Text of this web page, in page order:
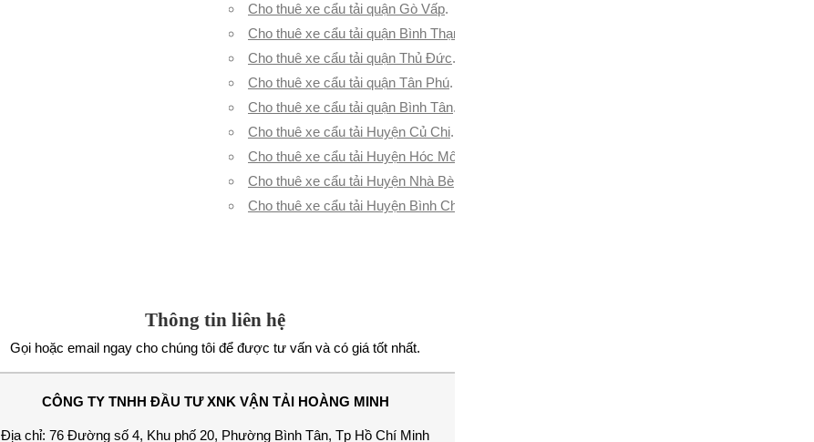
Cho thuê xe cẩu tải quận Gò Vấp.
Cho thuê xe cẩu tải quận Bình Thạnh
Cho thuê xe cẩu tải quận Thủ Đức.
Cho thuê xe cẩu tải quận Tân Phú.
Cho thuê xe cẩu tải quận Bình Tân.
Cho thuê xe cẩu tải Huyện Củ Chi.
Cho thuê xe cẩu tải Huyện Hóc Môn
Cho thuê xe cẩu tải Huyện Nhà Bè
Cho thuê xe cẩu tải Huyện Bình Chánh
Thông tin liên hệ
Gọi hoặc email ngay cho chúng tôi để được tư vấn và có giá tốt nhất.
CÔNG TY TNHH ĐẦU TƯ XNK VẬN TẢI HOÀNG MINH
Địa chỉ: 76 Đường số 4, Khu phố 20, Phường Bình Tân, Tp Hồ Chí Minh